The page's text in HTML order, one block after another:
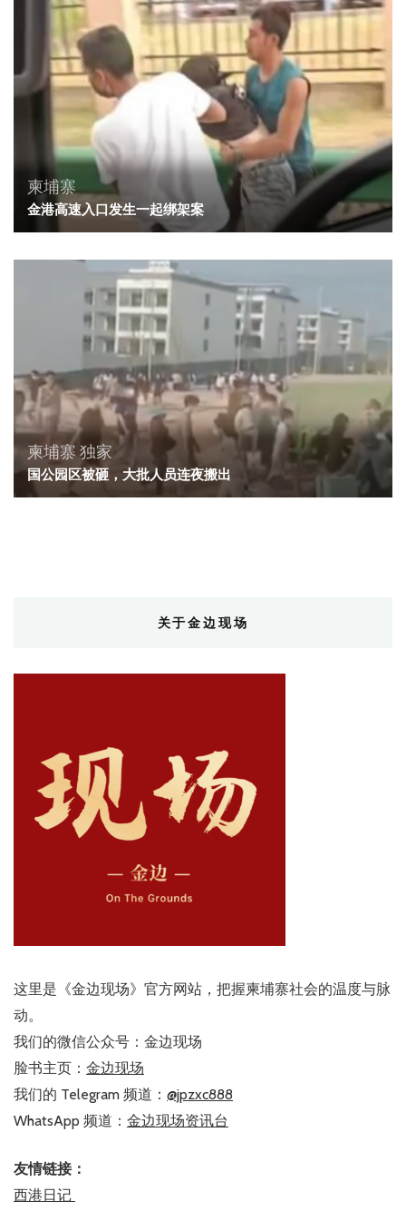
柬埔寨
金港高速入口发生一起绑架案
柬埔寨独家
国公园区被砸，大批人员连夜搬出
关于金边现场
这里是《金边现场》官方网站，把握柬埔寨社会的温度与脉
动。
我们的微信公众号：金边现场
脸书主页： 金边现场
我们的 Telegram 频道： @jpzxc888
WhatsApp 频道： 金边现场资讯台
友情链接：
西港日记